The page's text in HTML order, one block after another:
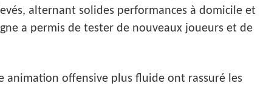
alternant solides performances à domicile et
a permis de tester de nouveaux joueurs et de
animation offensive plus fluide ont rassuré les